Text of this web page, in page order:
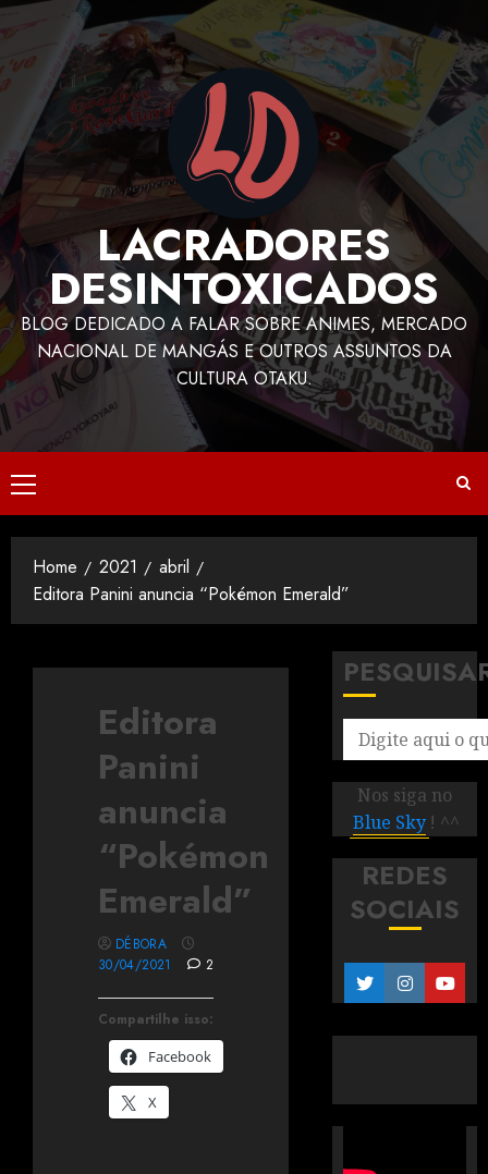
LACRADORES
DESINTOXICADOS
BLOG DEDICADO A FALAR SOBRE ANIMES, MERCADO
NACIONAL DE MANGÁS E OUTROS ASSUNTOS DA
CULTURA OTAKU.
Home 2021
abril
Editora Panini anuncia “Pokémon Emerald”
Editora
Panini
anuncia
“Pokémon
Emerald”
Compartilhe isso:
Facebook
X
DÉBORA
30/04/2021
2
Nos siga no
Blue Sky ! ^^
REDES
SOCIAIS